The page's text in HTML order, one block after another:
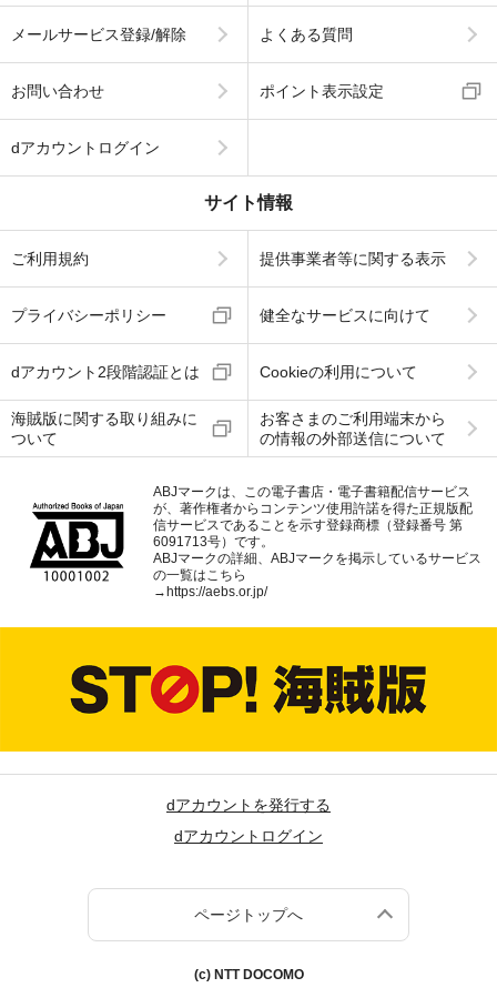
メールサービス登録/解除 よくある質問
お問い合わせ ポイント表示設定
dアカウントログイン
サイト情報
ご利用規約 提供事業者等に関する表示
プライバシーポリシー 健全なサービスに向けて
dアカウント2段階認証とは Cookieの利用について
海賊版に関する取り組みに
ついて
お客さまのご利用端末から
の情報の外部送信について
ABJマークは、この電子書店・電子書籍配信サービス
が、著作権者からコンテンツ使用許諾を得た正規版配
信サービスであることを示す登録商標（登録番号 第
6091713号）です。
ABJマークの詳細、ABJマークを掲示しているサービス
の一覧はこちら
→ https://aebs.or.jp/
dアカウントを発行する
dアカウントログイン
ページトップへ
(c) NTT DOCOMO